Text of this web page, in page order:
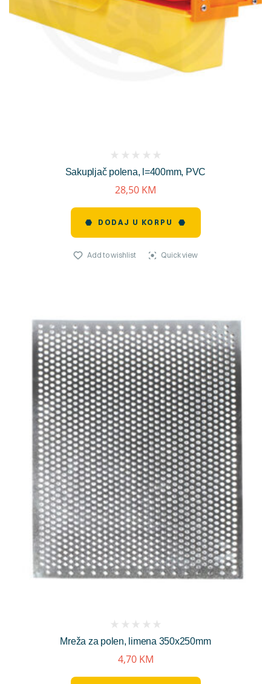
Sakupljač polena, l=400mm, PVC
reviews)
28,50 KM
DODAJ U KORPU
Add to wishlist Quick view
Mreža za polen, limena 350x250mm
reviews)
4,70 KM